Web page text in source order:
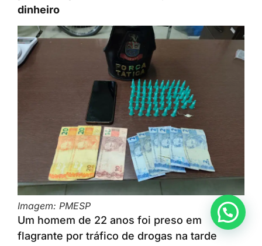
dinheiro
Imagem: PMESP
Um homem de 22 anos foi preso em
flagrante por tráfico de drogas na tarde
Anunciar ou recomendar matéria